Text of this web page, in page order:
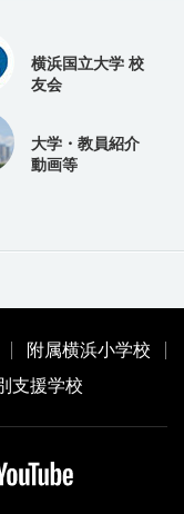
横浜国立大学 校
友会
大学・教員紹介
動画等
附属横浜小学校
支援学校